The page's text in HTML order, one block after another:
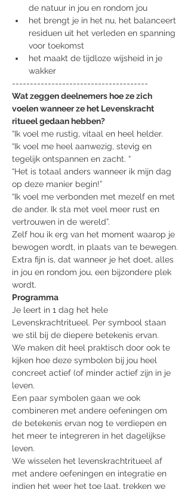
de natuur in jou en rondom jou
het brengt je in het nu, het balanceert
residuen uit het verleden en spanning
voor toekomst
het maakt de tijdloze wijsheid in je
wakker
--------------------------------------
Wat zeggen deelnemers hoe ze zich
voelen wanneer ze het Levenskracht
ritueel gedaan hebben?
“Ik voel me rustig, vitaal en heel helder.
“Ik voel me heel aanwezig, stevig en
tegelijk ontspannen en zacht. “
“Het is totaal anders wanneer ik mijn dag
op deze manier begin!”
“Ik voel me verbonden met mezelf en met
de ander. Ik sta met veel meer rust en
vertrouwen in de wereld”.
Zelf hou ik erg van het moment waarop je
bewogen wordt, in plaats van te bewegen.
Extra fijn is, dat wanneer je het doet, alles
in jou en rondom jou, een bijzondere plek
wordt.
Programma
Je leert in 1 dag het hele
Levenskrachtritueel. Per symbool staan
we stil bij de diepere betekenis ervan.
We maken dit heel praktisch door ook te
kijken hoe deze symbolen bij jou heel
concreet actief (of minder actief zijn in je
leven.
Een paar symbolen gaan we ook
combineren met andere oefeningen om
de betekenis ervan nog te verdiepen en
het meer te integreren in het dagelijkse
leven.
We wisselen het levenskrachtritueel af
met andere oefeningen en integratie en
indien het weer het toe laat, trekken we